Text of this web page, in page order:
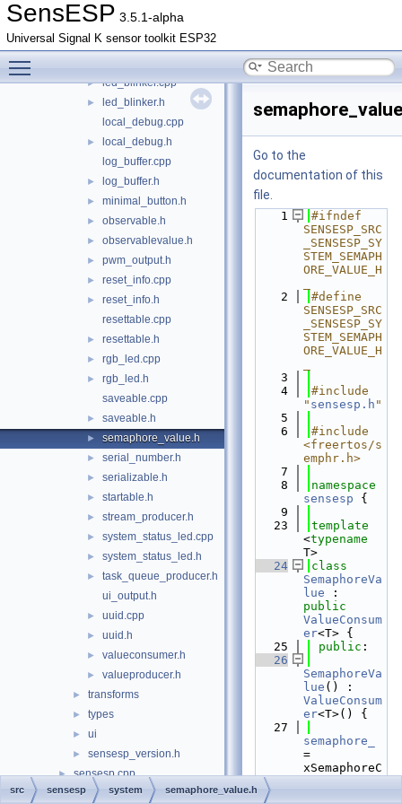
SensESP 3.5.1-alpha
Universal Signal K sensor toolkit ESP32
► filesystem.h
► hash.cpp
► hash.h
► led_blinker.cpp
►
led_blinker.h
local_debug.cpp
►
local_debug.h
log_buffer.cpp
► log_buffer.h
► minimal_button.h
► observable.h
► observablevalue.h
► pwm_output.h
► reset_info.cpp
►
reset_info.h
resettable.cpp
► resettable.h
► rgb_led.cpp
►
rgb_led.h
saveable.cpp
► saveable.h
► semaphore_value.h
► serial_number.h
► serializable.h
► startable.h
► stream_producer.h
► system_status_led.cpp
► system_status_led.h
►
task_queue_producer.h
ui_output.h
► uuid.cpp
► uuid.h
► valueconsumer.h
► valueproducer.h
► transforms
► types
► ui
► sensesp_version.h
► sensesp.cpp
► sensesp.h
Go to the
documentation of this
file.
    1
#ifndef
SENSESP_SRC
_SENSESP_SY
STEM_SEMAPH
ORE_VALUE_H
    2
#define
SENSESP_SRC
_SENSESP_SY
STEM_SEMAPH
ORE_VALUE_H
    3
    4
#include
" sensesp.h "
    5
    6
#include
<freertos/s
emphr.h>
    7
    8
sensesp {
    9
   23
template
<typename
T>
   24
SemaphoreVa
lue
public
ValueConsum
er<T> {
   25
public :
   26
SemaphoreVa
lue
ValueConsum
er<T>() {
   27
semaphore_
=
xSemaphoreC
src sensesp system semaphore_value.h